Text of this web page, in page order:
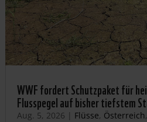
WWF fordert Schutzpaket für
Flusspegel auf bisher tiefstem
Aug. 5, 2026 | Flüsse, Österreich,